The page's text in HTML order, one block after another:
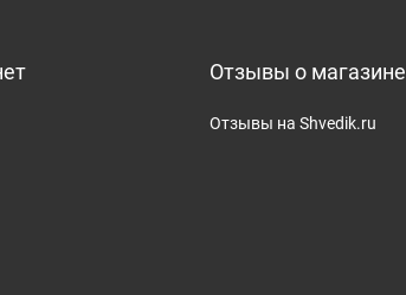
Отзывы о магазине
Отзывы на Shvedik.ru